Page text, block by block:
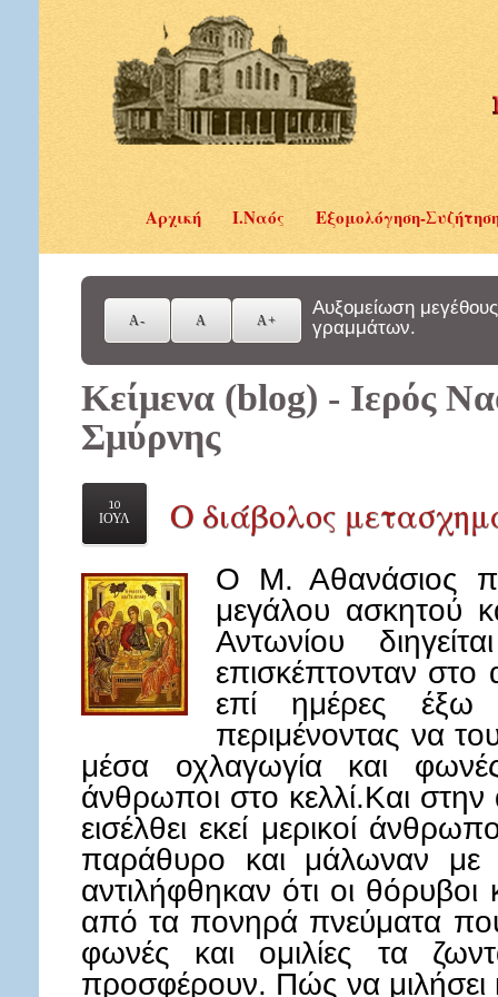
Αρχική Ι.Ναός Εξομολόγηση-
Αυξομείωση μεγέθους
γραμμάτων.
Κείμενα (blog) - Ιερός
Σμύρνης
10
ΙΟΥΛ
Ο διάβολος
Ο Μ. Αθανάσιος
μεγάλου ασκητού
Αντωνίου
επισκέπτονταν στο
επί ημέρες
περιμένοντας να
μέσα οχλαγωγία και
άνθρωποι στο κελλί.Και στην
εισέλθει εκεί μερικοί
παράθυρο και μάλωναν με
αντιλήφθηκαν ότι οι
από τα πονηρά πνεύματα
φωνές και ομιλίες τα
προσφέρουν. Πώς να